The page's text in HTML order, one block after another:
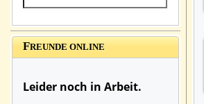
FREUNDE ONLINE
Leider noch in Arbeit.